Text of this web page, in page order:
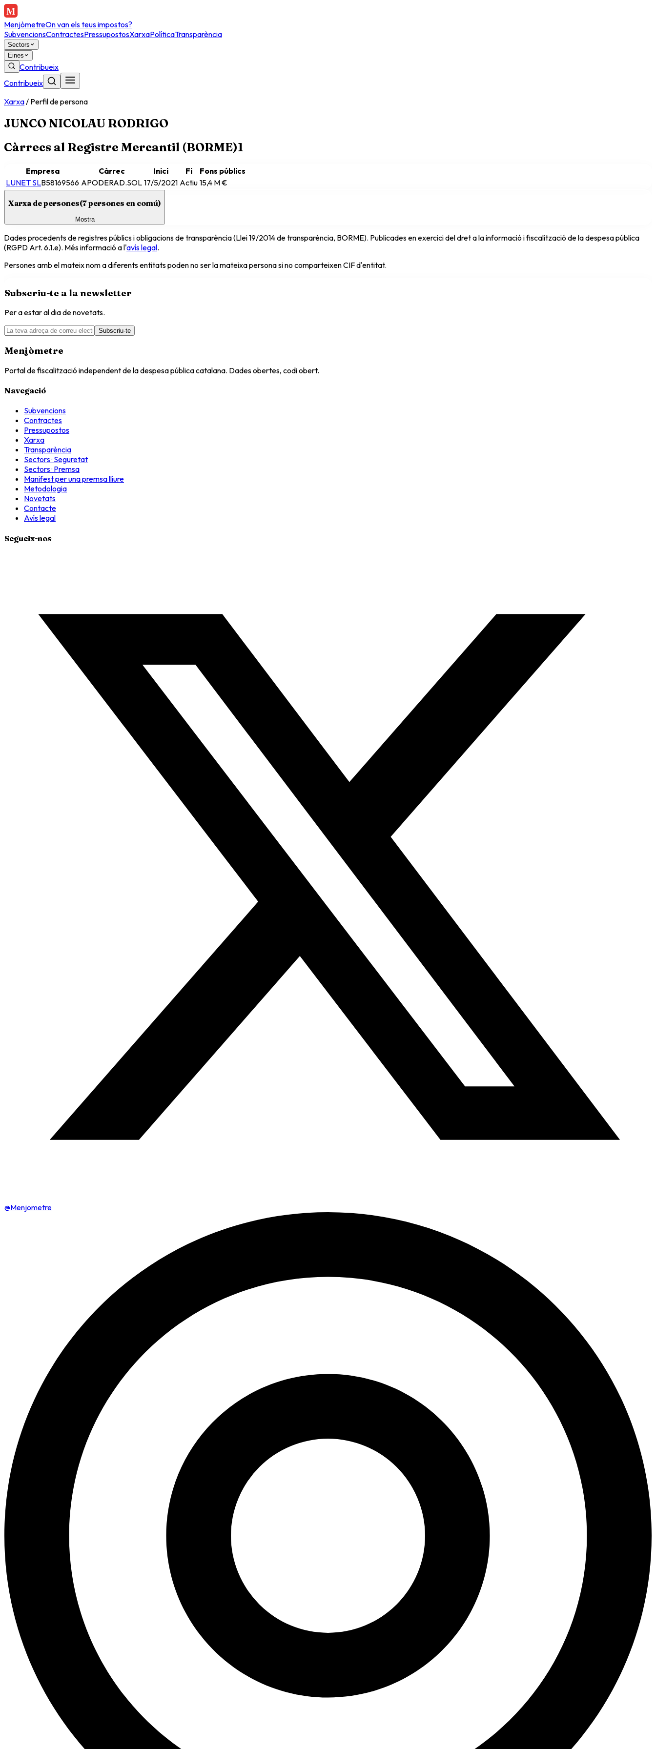
MenjòmetreOn van els teus impostos?
SubvencionsContractesPressupostosXarxaPolíticaTransparència
Sectors
Eines
Contribueix
Contribueix
Xarxa/ Perfil de persona
JUNCO NICOLAU RODRIGO
Càrrecs al Registre Mercantil (BORME)1
Empresa Càrrec Inici Fi
Fons públics
LUNET SLB58169566 APODERAD.SOL 17/5/2021 Actiu 15,4 M €
Xarxa de persones(7persones en comú)
Mostra
Dades procedents de registres públics i obligacions de transparència (Llei 19/2014 de transparència, BORME). Publicades en exercici del dret a la informació i fiscalització de la despesa pública
(RGPD Art. 6.1.e). Més informació a l'avís legal.
Persones amb el mateix nom a diferents entitats poden no ser la mateixa persona si no comparteixen CIF d'entitat.
Subscriu-te a la newsletter
Per a estar al dia de novetats.
Subscriu-te
Menjòmetre
Portal de fiscalització independent de la despesa pública catalana. Dades obertes, codi obert.
Navegació
Subvencions
Contractes
Pressupostos
Xarxa
Transparència
Sectors · Seguretat
Sectors · Premsa
Manifest per una premsa lliure
Metodologia
Novetats
Contacte
Avís legal
Segueix-nos
@Menjometre